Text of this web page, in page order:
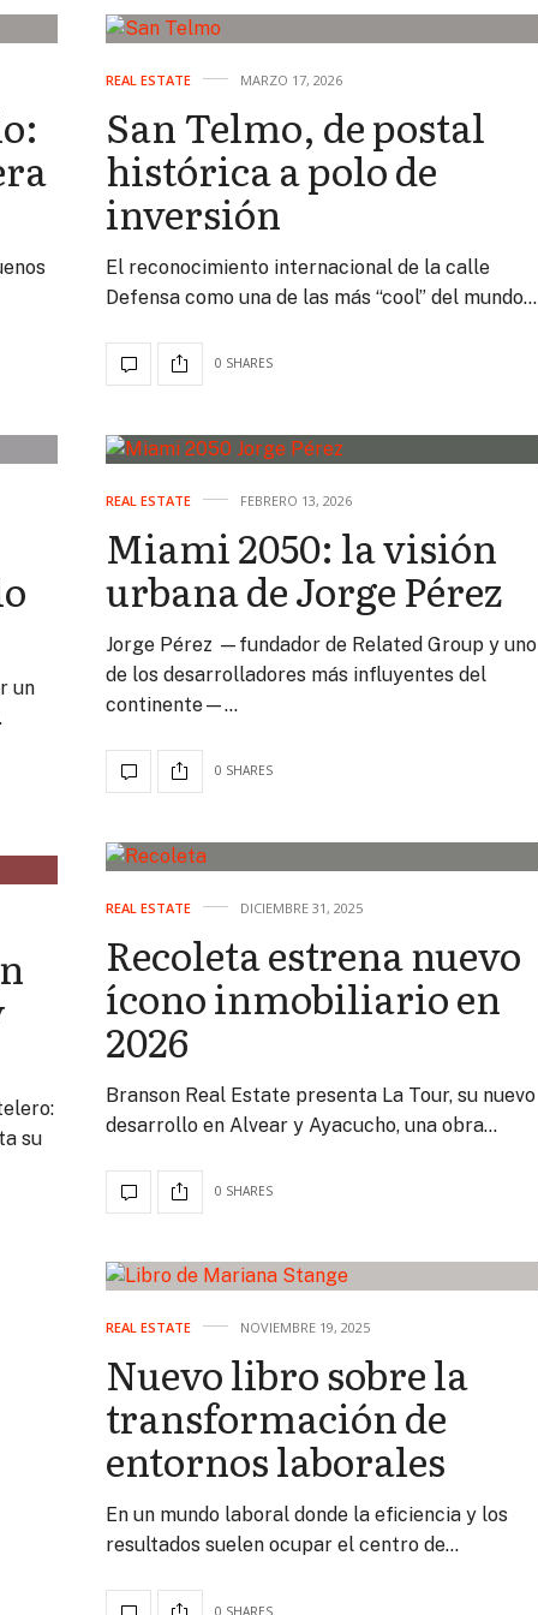
REAL ESTATE MARZO 17, 2026
San Telmo, de postal
histórica a polo de
inversión
El reconocimiento internacional de la calle
Defensa como una de las más “cool” del mundo…
0 SHARES
un
REAL ESTATE FEBRERO 13, 2026
Miami 2050: la visión
urbana de Jorge Pérez
Jorge Pérez —fundador de Related Group y uno
de los desarrolladores más influyentes del
continente—…
0 SHARES
REAL ESTATE DICIEMBRE 31, 2025
Recoleta estrena nuevo
ícono inmobiliario en
2026
Branson Real Estate presenta La Tour, su nuevo
desarrollo en Alvear y Ayacucho, una obra…
0 SHARES
su
REAL ESTATE NOVIEMBRE 19, 2025
Nuevo libro sobre la
transformación de
entornos laborales
En un mundo laboral donde la eficiencia y los
resultados suelen ocupar el centro de…
0 SHARES